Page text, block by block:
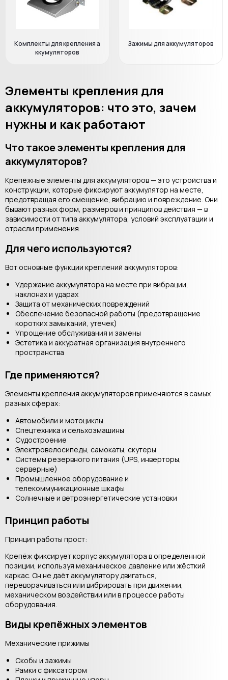
Комплекты для крепления а
ккумуляторов
Зажимы для аккумуляторов
Элементы крепления для
аккумуляторов: что это, зачем
нужны и как работают
Что такое элементы крепления для
аккумуляторов?
Крепёжные элементы для аккумуляторов — это устройства и
конструкции, которые фиксируют аккумулятор на месте,
предотвращая его смещение, вибрацию и повреждение. Они
бывают разных форм, размеров и принципов действия — в
зависимости от типа аккумулятора, условий эксплуатации и
отрасли применения.
Для чего используются?
Вот основные функции креплений аккумуляторов:
Удержание аккумулятора на месте при вибрации,
наклонах и ударах
Защита от механических повреждений
Обеспечение безопасной работы (предотвращение
коротких замыканий, утечек)
Упрощение обслуживания и замены
Эстетика и аккуратная организация внутреннего
пространства
Где применяются?
Элементы крепления аккумуляторов применяются в самых
разных сферах:
Автомобили и мотоциклы
Спецтехника и сельхозмашины
Судостроение
Электровелосипеды, самокаты, скутеры
Системы резервного питания (UPS, инверторы,
серверные)
Промышленное оборудование и
телекоммуникационные шкафы
Солнечные и ветроэнергетические установки
Принцип работы
Принцип работы прост:
Крепёж фиксирует корпус аккумулятора в определённой
позиции, используя механическое давление или жёсткий
каркас. Он не даёт аккумулятору двигаться,
переворачиваться или вибрировать при движении,
механическом воздействии или в процессе работы
оборудования.
Виды крепёжных элементов
Механические прижимы
Скобы и зажимы
Рамки с фиксатором